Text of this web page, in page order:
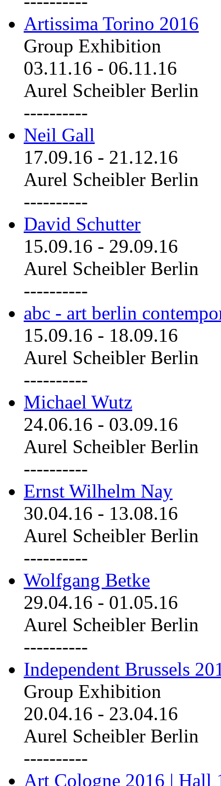
Artissima Torino 2016
Group Exhibition
03.11.16 - 06.11.16
Aurel Scheibler Berlin
----------
Neil Gall
17.09.16 - 21.12.16
Aurel Scheibler Berlin
----------
David Schutter
15.09.16 - 29.09.16
Aurel Scheibler Berlin
----------
abc - art berlin
15.09.16 - 18.09.16
Aurel Scheibler Berlin
----------
Michael Wutz
24.06.16 - 03.09.16
Aurel Scheibler Berlin
----------
Ernst Wilhelm Nay
30.04.16 - 13.08.16
Aurel Scheibler Berlin
----------
Wolfgang Betke
29.04.16 - 01.05.16
Aurel Scheibler Berlin
----------
Independent Brussels
Group Exhibition
20.04.16 - 23.04.16
Aurel Scheibler Berlin
----------
Art Cologne 2016 | Hall